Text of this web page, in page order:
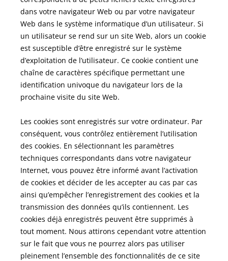
dans votre navigateur Web ou par votre navigateur
Web dans le système informatique d’un utilisateur. Si
un utilisateur se rend sur un site Web, alors un cookie
est susceptible d’être enregistré sur le système
d’exploitation de l’utilisateur. Ce cookie contient une
chaîne de caractères spécifique permettant une
identification univoque du navigateur lors de la
prochaine visite du site Web.
Les cookies sont enregistrés sur votre ordinateur. Par
conséquent, vous contrôlez entièrement l’utilisation
des cookies. En sélectionnant les paramètres
techniques correspondants dans votre navigateur
Internet, vous pouvez être informé avant l’activation
de cookies et décider de les accepter au cas par cas
ainsi qu’empêcher l’enregistrement des cookies et la
transmission des données qu’ils contiennent. Les
cookies déjà enregistrés peuvent être supprimés à
tout moment. Nous attirons cependant votre attention
sur le fait que vous ne pourrez alors pas utiliser
pleinement l’ensemble des fonctionnalités de ce site